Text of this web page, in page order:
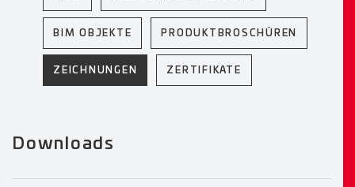
BIM OBJEKTE PRODUKTBROSCHÜREN
ZEICHNUNGEN ZERTIFIKATE
Downloads